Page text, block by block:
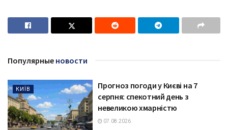
Популярные новости
КИЇВ
Прогноз погоди у Києві на 7
серпня: спекотний день з
невеликою хмарністю
07.08.2026